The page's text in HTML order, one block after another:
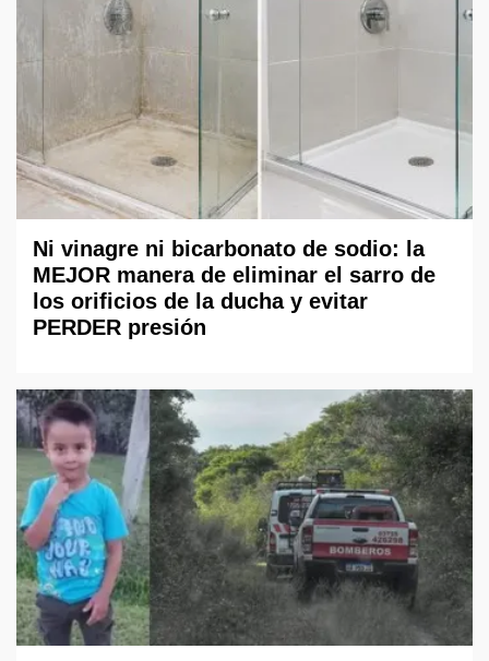
Ni vinagre ni bicarbonato de sodio: la
MEJOR manera de eliminar el sarro de
los orificios de la ducha y evitar
PERDER presión